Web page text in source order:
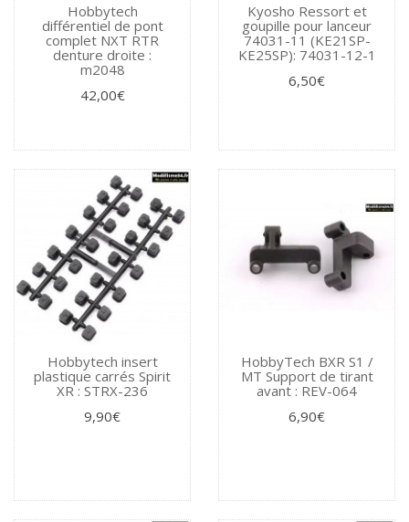
Hobbytech
différentiel de pont
complet NXT RTR
denture droite :
m2048
42,00€
Kyosho Ressort et
goupille pour lanceur
74031-11 (KE21SP-
KE25SP): 74031-12-1
6,50€
Hobbytech insert
plastique carrés Spirit
XR : STRX-236
9,90€
HobbyTech BXR S1 /
MT Support de tirant
avant : REV-064
6,90€